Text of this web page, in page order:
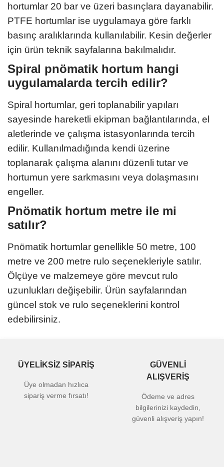
hortumlar 20 bar ve üzeri basınçlara dayanabilir.
PTFE hortumlar ise uygulamaya göre farklı
basınç aralıklarında kullanılabilir. Kesin değerler
için ürün teknik sayfalarına bakılmalıdır.
Spiral pnömatik hortum hangi
uygulamalarda tercih edilir?
Spiral hortumlar, geri toplanabilir yapıları
sayesinde hareketli ekipman bağlantılarında, el
aletlerinde ve çalışma istasyonlarında tercih
edilir. Kullanılmadığında kendi üzerine
toplanarak çalışma alanını düzenli tutar ve
hortumun yere sarkmasını veya dolaşmasını
engeller.
Pnömatik hortum metre ile mi
satılır?
Pnömatik hortumlar genellikle 50 metre, 100
metre ve 200 metre rulo seçenekleriyle satılır.
Ölçüye ve malzemeye göre mevcut rulo
uzunlukları değişebilir. Ürün sayfalarından
güncel stok ve rulo seçeneklerini kontrol
edebilirsiniz.
ÜYELİKSİZ SİPARİŞ
Üye olmadan hızlıca
sipariş verme fırsatı!
GÜVENLİ
ALIŞVERİŞ
Ödeme ve adres
bilgilerinizi kaydedin,
güvenli alışveriş yapın!